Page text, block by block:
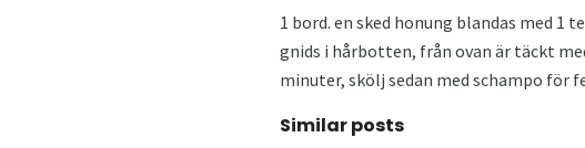
1 bord. en sked honung blandas med
gnids i hårbotten, från ovan är täckt
minuter, skölj sedan med schampo för
Similar posts